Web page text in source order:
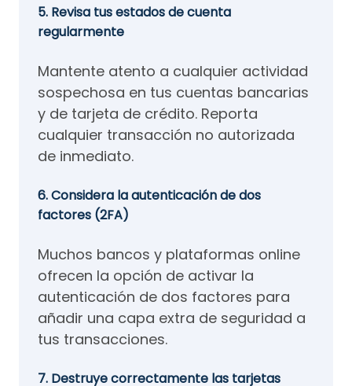
5. Revisa tus estados de cuenta
regularmente
Mantente atento a cualquier actividad
sospechosa en tus cuentas bancarias
y de tarjeta de crédito. Reporta
cualquier transacción no autorizada
de inmediato.
6. Considera la autenticación de dos
factores (2FA)
Muchos bancos y plataformas online
ofrecen la opción de activar la
autenticación de dos factores para
añadir una capa extra de seguridad a
tus transacciones.
7. Destruye correctamente las tarjetas